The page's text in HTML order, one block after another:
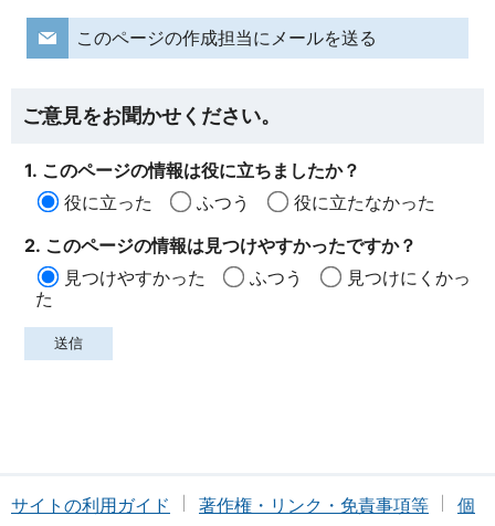
このページの作成担当にメールを送る
ご意見をお聞かせください。
1. このページの情報は役に立ちましたか？
役に立った
ふつう
役に立たなかった
2. このページの情報は見つけやすかったですか？
見つけやすかった
ふつう
見つけにくかっ
た
サイトの利用ガイド 著作権・リンク・免責事項等
個